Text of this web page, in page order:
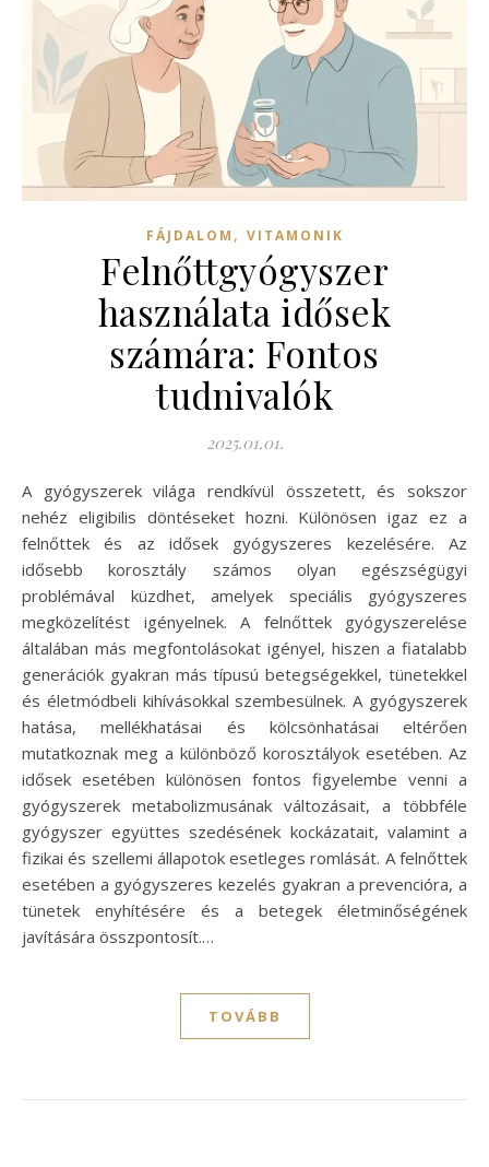
FÁJDALOM , VITAMONIK
Felnőttgyógyszer
használata idősek
számára: Fontos
tudnivalók
2025.01.01.
A gyógyszerek világa rendkívül összetett, és sokszor
nehéz eligibilis döntéseket hozni. Különösen igaz ez a
felnőttek és az idősek gyógyszeres kezelésére. Az
idősebb korosztály számos olyan egészségügyi
problémával küzdhet, amelyek speciális gyógyszeres
megközelítést igényelnek. A felnőttek gyógyszerelése
általában más megfontolásokat igényel, hiszen a fiatalabb
generációk gyakran más típusú betegségekkel, tünetekkel
és életmódbeli kihívásokkal szembesülnek. A gyógyszerek
hatása, mellékhatásai és kölcsönhatásai eltérően
mutatkoznak meg a különböző korosztályok esetében. Az
idősek esetében különösen fontos figyelembe venni a
gyógyszerek metabolizmusának változásait, a többféle
gyógyszer együttes szedésének kockázatait, valamint a
fizikai és szellemi állapotok esetleges romlását. A felnőttek
esetében a gyógyszeres kezelés gyakran a prevencióra, a
tünetek enyhítésére és a betegek életminőségének
javítására összpontosít.…
TOVÁBB